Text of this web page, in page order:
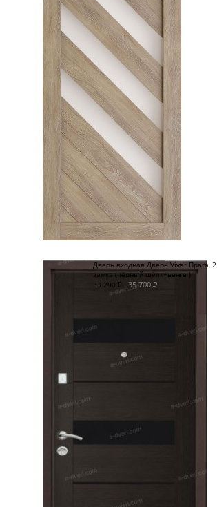
Дверь входная Дверь Vivat Прага, 2
замка (чёрный шёлк+венге )
33 200 ₽ 35 700 ₽